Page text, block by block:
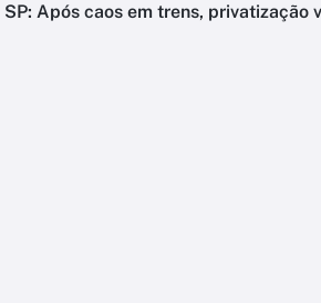
SP: Após caos em trens, privatização